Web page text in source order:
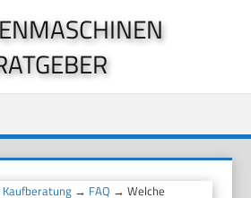
Kaufberatung → FAQ → Welche